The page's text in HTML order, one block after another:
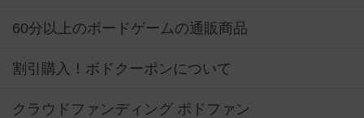
60分以上のボードゲームの通販商品
割引購入！ボドクーポンについて
クラウドファンディング ボドファン